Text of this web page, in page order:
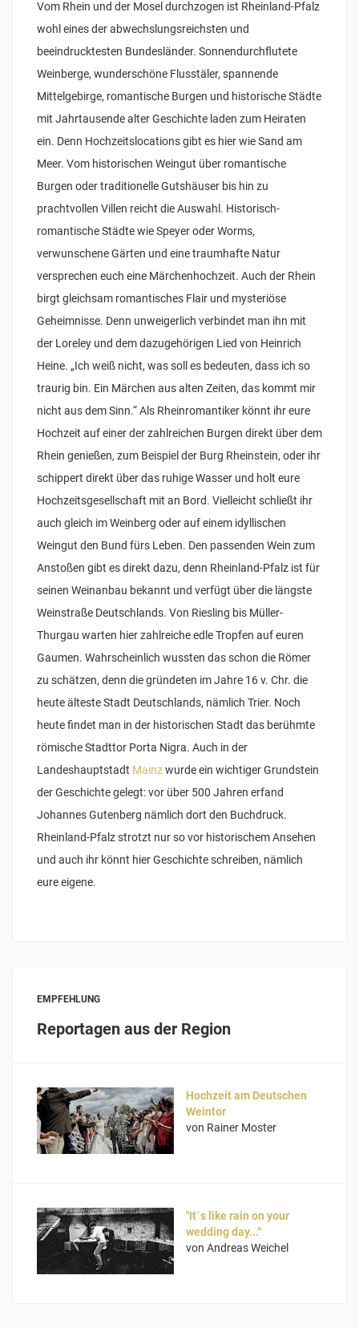
Vom Rhein und der Mosel durchzogen ist Rheinland-Pfalz
wohl eines der abwechslungsreichsten und
beeindrucktesten Bundesländer. Sonnendurchflutete
Weinberge, wunderschöne Flusstäler, spannende
Mittelgebirge, romantische Burgen und historische Städte
mit Jahrtausende alter Geschichte laden zum Heiraten
ein. Denn Hochzeitslocations gibt es hier wie Sand am
Meer. Vom historischen Weingut über romantische
Burgen oder traditionelle Gutshäuser bis hin zu
prachtvollen Villen reicht die Auswahl. Historisch-
romantische Städte wie Speyer oder Worms,
verwunschene Gärten und eine traumhafte Natur
versprechen euch eine Märchenhochzeit. Auch der Rhein
birgt gleichsam romantisches Flair und mysteriöse
Geheimnisse. Denn unweigerlich verbindet man ihn mit
der Loreley und dem dazugehörigen Lied von Heinrich
Heine. „Ich weiß nicht, was soll es bedeuten, dass ich so
traurig bin. Ein Märchen aus alten Zeiten, das kommt mir
nicht aus dem Sinn.“ Als Rheinromantiker könnt ihr eure
Hochzeit auf einer der zahlreichen Burgen direkt über dem
Rhein genießen, zum Beispiel der Burg Rheinstein, oder ihr
schippert direkt über das ruhige Wasser und holt eure
Hochzeitsgesellschaft mit an Bord. Vielleicht schließt ihr
auch gleich im Weinberg oder auf einem idyllischen
Weingut den Bund fürs Leben. Den passenden Wein zum
Anstoßen gibt es direkt dazu, denn Rheinland-Pfalz ist für
seinen Weinanbau bekannt und verfügt über die längste
Weinstraße Deutschlands. Von Riesling bis Müller-
Thurgau warten hier zahlreiche edle Tropfen auf euren
Gaumen. Wahrscheinlich wussten das schon die Römer
zu schätzen, denn die gründeten im Jahre 16 v. Chr. die
heute älteste Stadt Deutschlands, nämlich Trier. Noch
heute findet man in der historischen Stadt das berühmte
römische Stadttor Porta Nigra. Auch in der
Landeshauptstadt Mainzwurde ein wichtiger Grundstein
der Geschichte gelegt: vor über 500 Jahren erfand
Johannes Gutenberg nämlich dort den Buchdruck.
Rheinland-Pfalz strotzt nur so vor historischem Ansehen
und auch ihr könnt hier Geschichte schreiben, nämlich
eure eigene.
EMPFEHLUNG
Reportagen aus der Region
Hochzeit am Deutschen
Weintor
von Rainer Moster
"It´s like rain on your
wedding day...“
von Andreas Weichel